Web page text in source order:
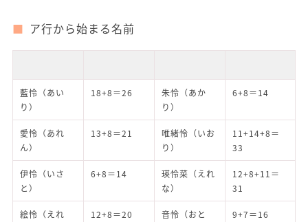
ア行から始まる名前
藍怜（あい
り）
18+8＝26
朱怜（あか
り）
6+8＝14
愛怜（あれ
ん）
13+8＝21
唯緒怜（いお
り）
11+14+8＝
33
伊怜（いさ
と）
6+8＝14
瑛怜菜（えれ
な）
12+8+11＝
31
絵怜（えれ
12+8＝20
音怜（おと
9+7＝16